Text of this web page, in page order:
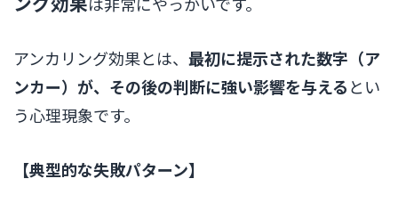
アンカリング効果とは、 最初に提示された数字（ア
ンカー）が、その後の判断に強い影響を与えるとい
う心理現象です。
【典型的な失敗パターン】